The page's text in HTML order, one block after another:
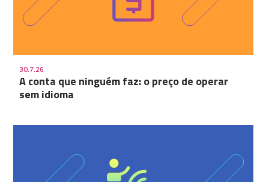
30.7.26
A conta que ninguém faz: o preço de operar
sem idioma